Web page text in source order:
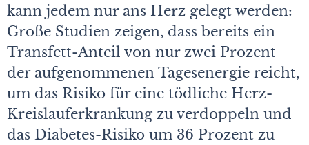
kann jedem nur ans Herz gelegt werden:
Große Studien zeigen, dass bereits ein
Transfett-Anteil von nur zwei Prozent
der aufgenommenen Tagesenergie reicht,
um das Risiko für eine tödliche Herz-
Kreislauferkrankung zu verdoppeln und
das Diabetes-Risiko um 36 Prozent zu